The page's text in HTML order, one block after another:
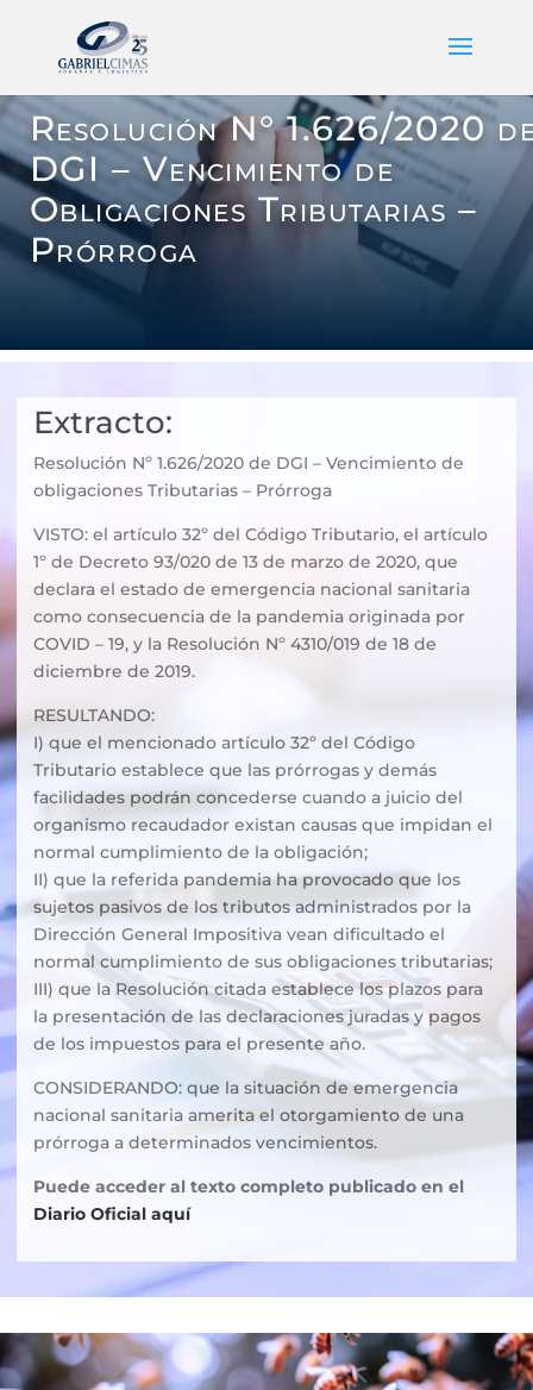
Resolución N° 1.626/2020
DGI – Vencimiento de
Obligaciones Tributarias –
Prórroga
Extracto:
Resolución Nº 1.626/2020 de DGI – Vencimiento de
obligaciones Tributarias – Prórroga
VISTO: el artículo 32º del Código Tributario, el artículo
1º de Decreto 93/020 de 13 de marzo de 2020, que
declara el estado de emergencia nacional sanitaria
como consecuencia de la pandemia originada por
COVID – 19, y la Resolución Nº 4310/019 de 18 de
diciembre de 2019.
RESULTANDO:
I) que el mencionado artículo 32º del Código
Tributario establece que las prórrogas y demás
facilidades podrán concederse cuando a juicio del
organismo recaudador existan causas que impidan el
normal cumplimiento de la obligación;
II) que la referida pandemia ha provocado que los
sujetos pasivos de los tributos administrados por la
Dirección General Impositiva vean dificultado el
normal cumplimiento de sus obligaciones tributarias;
III) que la Resolución citada establece los plazos para
la presentación de las declaraciones juradas y pagos
de los impuestos para el presente año.
CONSIDERANDO: que la situación de emergencia
nacional sanitaria amerita el otorgamiento de una
prórroga a determinados vencimientos.
Puede acceder al texto completo publicado en el
Diario Oficial aquí